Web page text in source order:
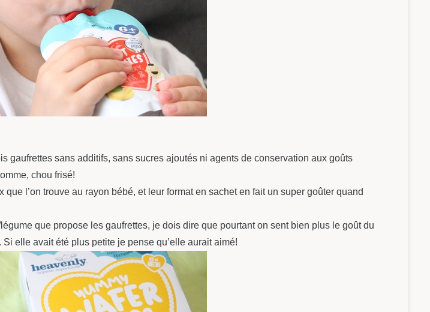
gaufrettes sans additifs, sans sucres ajoutés ni agents de conservation aux goûts
chou frisé!
l’on trouve au rayon bébé, et leur format en sachet en fait un super goûter quand
que propose les gaufrettes, je dois dire que pourtant on sent bien plus le goût du
elle avait été plus petite je pense qu’elle aurait aimé!